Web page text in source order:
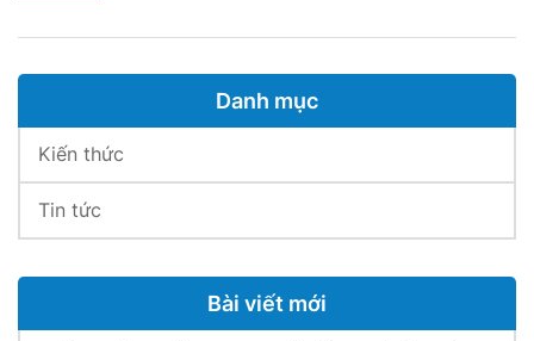
Danh mục
Kiến thức
Tin tức
Bài viết mới